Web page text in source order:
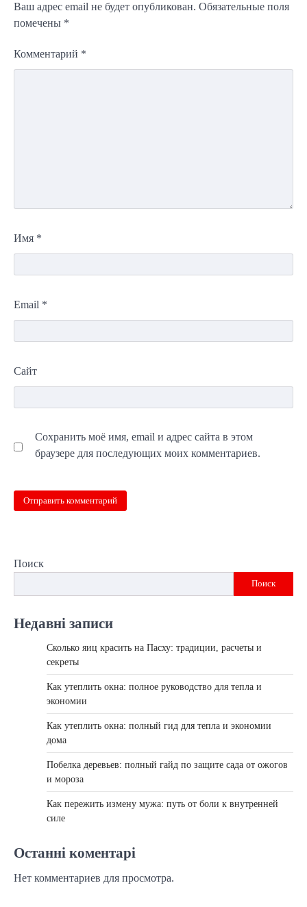
Ваш адрес email не будет опубликован. Обязательные поля
помечены *
Комментарий *
Имя *
Email *
Сайт
Сохранить моё имя, email и адрес сайта в этом
браузере для последующих моих комментариев.
Поиск
Поиск
Недавні записи
Сколько яиц красить на Пасху: традиции, расчеты и
секреты
Как утеплить окна: полное руководство для тепла и
экономии
Как утеплить окна: полный гид для тепла и экономии
дома
Побелка деревьев: полный гайд по защите сада от ожогов
и мороза
Как пережить измену мужа: путь от боли к внутренней
силе
Останні коментарі
Нет комментариев для просмотра.